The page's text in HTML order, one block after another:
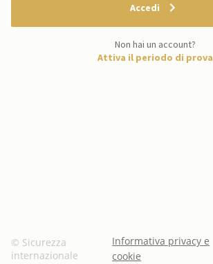
Accedi
Non hai un account?
Attiva il periodo di prova
© Sicurezza
internazionale
Informativa privacy e
cookie